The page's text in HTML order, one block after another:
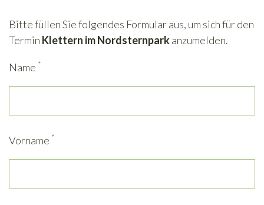
Bitte füllen Sie folgendes Formular aus, um sich für den
Termin Klettern im Nordsternparkanzumelden.
Name *
Vorname *